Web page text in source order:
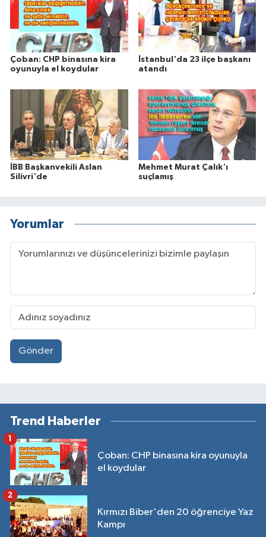
Çoban: CHP binasına kira
oyunuyla el koydular
İstanbul'da 23 ilçe başkanı
atandı
İBB Başkanvekili Aslan
Silivri'de
Mehmet Murat Çalık'ı
suçlamış
Yorumlar
Gönder
Trend Haberler
Çoban: CHP binasına kira oyunuyla
el koydular
1
Kırmızı Biber'den 20 öğrenciye Yaz
Kampı
2